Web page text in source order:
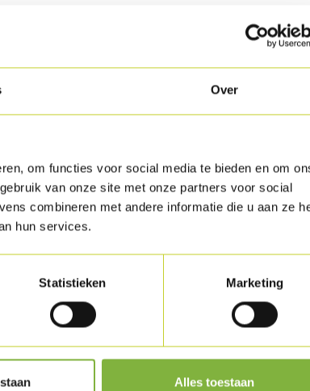
Over
om functies voor social media te bieden en om
van onze site met onze partners voor social
combineren met andere informatie die u aan ze
hun services.
Statistieken Marketing
Alles toestaan
de dinde sur une plaque de cuisson et cuisez-les
rouges et taillez-les en gros morceaux.
et réservez-les au chaud.
de pin dans un peu d'huile d'olive. Lorsqu'ils sont
recouverte de papier absorbant.
l'ail et l'huile d'olive, salez et poivrez. Mixez bien le
le tout sur une assiette.
la roquette.